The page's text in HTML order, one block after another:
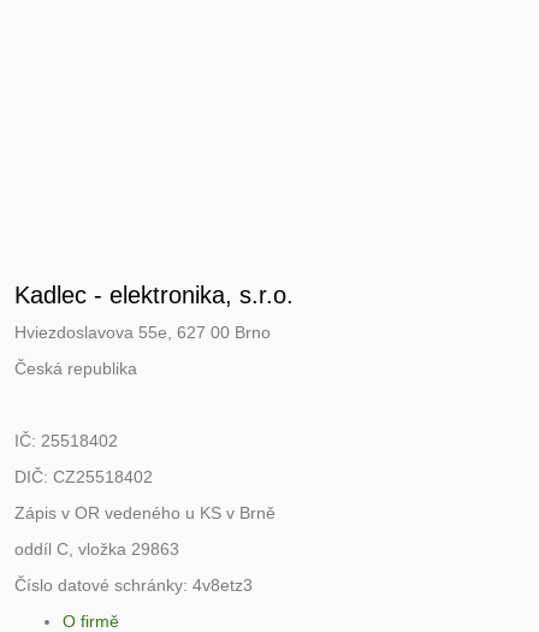
Kadlec - elektronika, s.r.o.
Hviezdoslavova 55e, 627 00 Brno
Česká republika
IČ: 25518402
DIČ: CZ25518402
Zápis v OR vedeného u KS v Brně
oddíl C, vložka 29863
Číslo datové schránky: 4v8etz3
O firmě